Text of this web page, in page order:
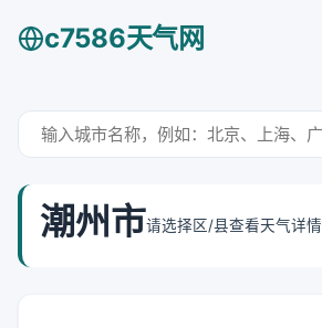
c7586天气网
潮州市请选择区/县查看天气详情